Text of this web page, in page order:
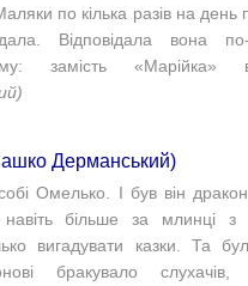
по кілька разів на
Відповідала вона
замість
Дерманський)
Омелько. І був він
навіть більше за млинці
вигадувати казки. Та
бракувало